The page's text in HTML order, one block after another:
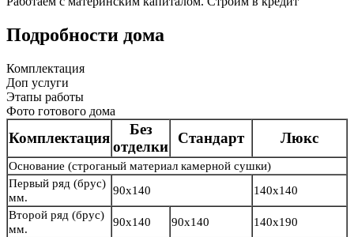
Подробности дома
Комплектация
Доп услуги
Этапы работы
Фото готового дома
Комплектация
Без
отделки
Стандарт Люкс
Основание (строганый материал камерной сушки)
Первый ряд (брус)
мм.
90х140
140х140
Второй ряд (брус)
мм.
90х140 90х140
140х190